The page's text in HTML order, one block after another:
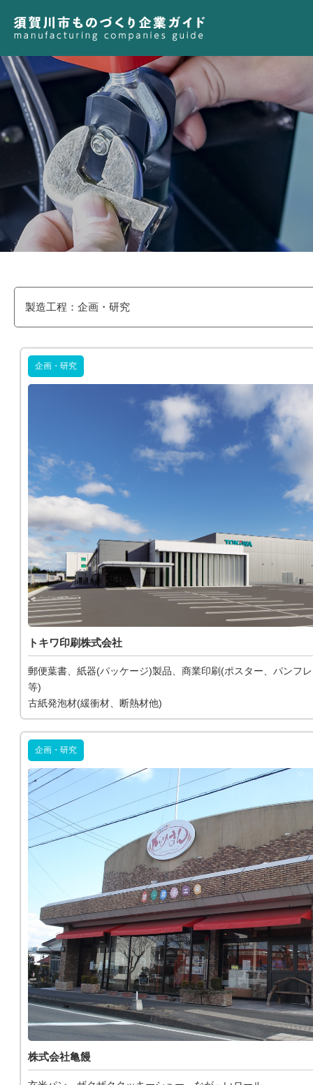
製造工程：企画・研究
企画・研究
トキワ印刷株式会社
郵便葉書、紙器(パッケージ)製品、商業印刷(ポスター、パンフ
等)
古紙発泡材(緩衝材、断熱材他)
企画・研究
株式会社亀饅